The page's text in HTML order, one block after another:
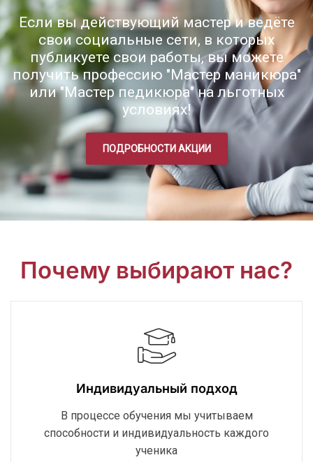
Если вы действующий мастер и ведёте
свои социальные сети, в которых
публикуете свои работы, вы можете
получить профессию "Мастер маникюра"
или "Мастер педикюра" на льготных
условиях!
ПОДРОБНОСТИ АКЦИИ
Почему выбирают нас?
Индивидуальный подход
В процессе обучения мы учитываем
способности и индивидуальность каждого
ученика